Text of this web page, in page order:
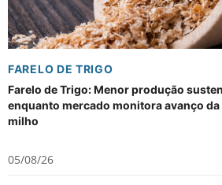
FARELO DE TRIGO
Farelo de Trigo: Menor produção
enquanto mercado monitora avanço
milho
05/08/26